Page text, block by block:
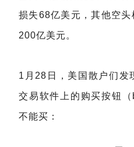
损失68亿美元，其他空
200亿美元。
1月28日，美国散户们发
交易软件上的购买按钮
不能买：